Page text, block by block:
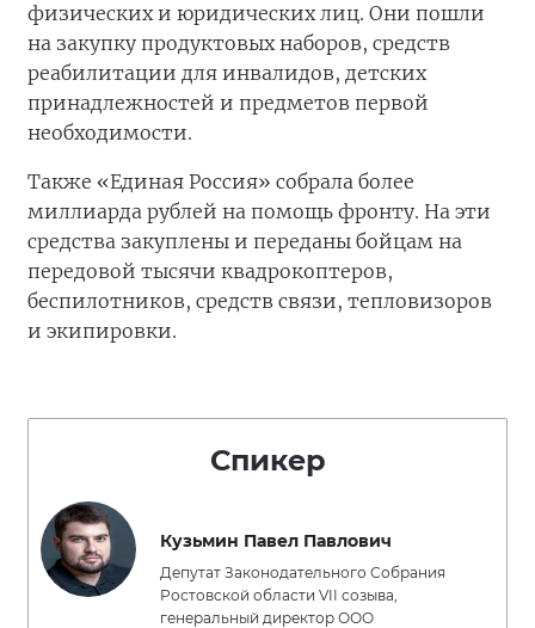
физических и юридических лиц. Они пошли
на закупку продуктовых наборов, средств
реабилитации для инвалидов, детских
принадлежностей и предметов первой
необходимости.
Также «Единая Россия» собрала более
миллиарда рублей на помощь фронту. На эти
средства закуплены и переданы бойцам на
передовой тысячи квадрокоптеров,
беспилотников, средств связи, тепловизоров
и экипировки.
Спикер
Кузьмин Павел Павлович
Депутат Законодательного Собрания
Ростовской области VII созыва,
генеральный директор ООО